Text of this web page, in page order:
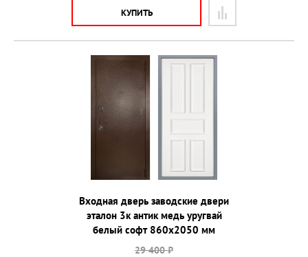
КУПИТЬ
Входная дверь заводские двери
эталон 3к антик медь уругвай
белый софт 860х2050 мм
29 400 ₽